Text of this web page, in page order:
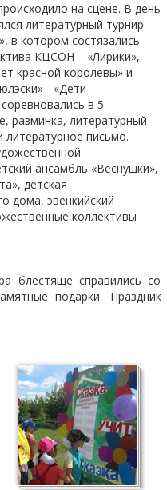
на сцене. В день
литературный турнир
в котором состязались
КЦСОН – «Лирики»,
красной королевы» и
- «Дети
в 5
разминка, литературный
письмо.
ансамбль «Веснушки»,
детская
дома, эвенкийский
коллективы
блестяще справились со
подарки. Праздник